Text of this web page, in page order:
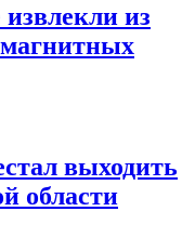
из
магнитных
выходить
области